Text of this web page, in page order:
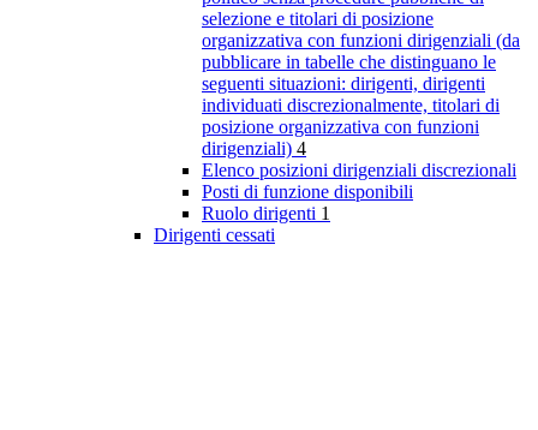
selezione e titolari di posizione
organizzativa con funzioni dirigenziali (da
pubblicare in tabelle che distinguano le
seguenti situazioni: dirigenti, dirigenti
individuati discrezionalmente, titolari di
posizione organizzativa con funzioni
dirigenziali) 4
Elenco posizioni dirigenziali discrezionali
Posti di funzione disponibili
Ruolo dirigenti 1
Dirigenti cessati